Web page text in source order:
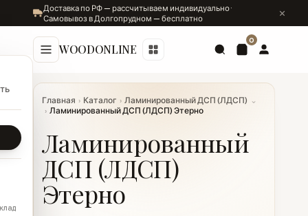
Доставка по РФ — рассчитываем индивидуально ·
Самовывоз в Долгопрудном — бесплатно
WOODONLINE
0
Главная › Каталог › Ламинированный ДСП (ЛДСП) ⌄
› Ламинированный ДСП (ЛДСП) Этерно
Ламинированный
ДСП (ЛДСП)
Этерно